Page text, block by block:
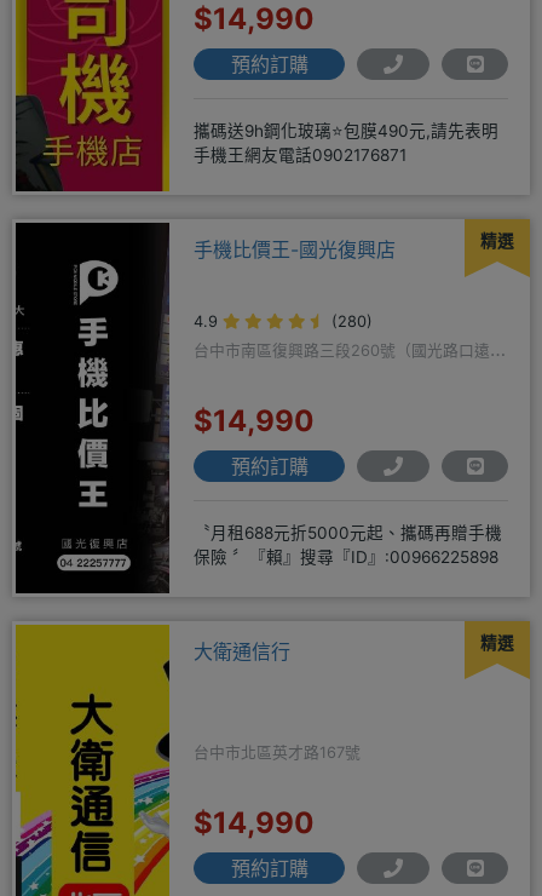
$14,990
預約訂購
攜碼送9h鋼化玻璃⭐包膜490元,請先表明
手機王網友電話0902176871
精選
手機比價王-國光復興店
4.9
(280)
台中市南區復興路三段260號（國光路口遠傳
$14,990
預約訂購
〝月租688元折5000元起、攜碼再贈手機
保險 〞『賴』搜尋『ID』:00966225898
精選
大衛通信行
台中市北區英才路167號
$14,990
預約訂購